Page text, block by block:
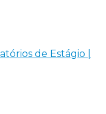
de Estágio |